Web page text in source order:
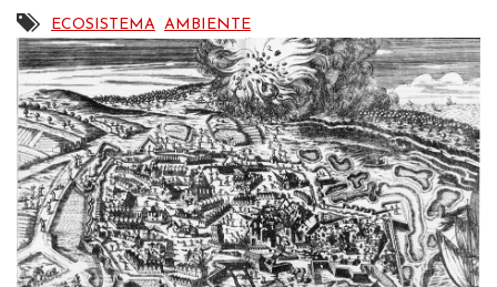
ECOSISTEMA AMBIENTE